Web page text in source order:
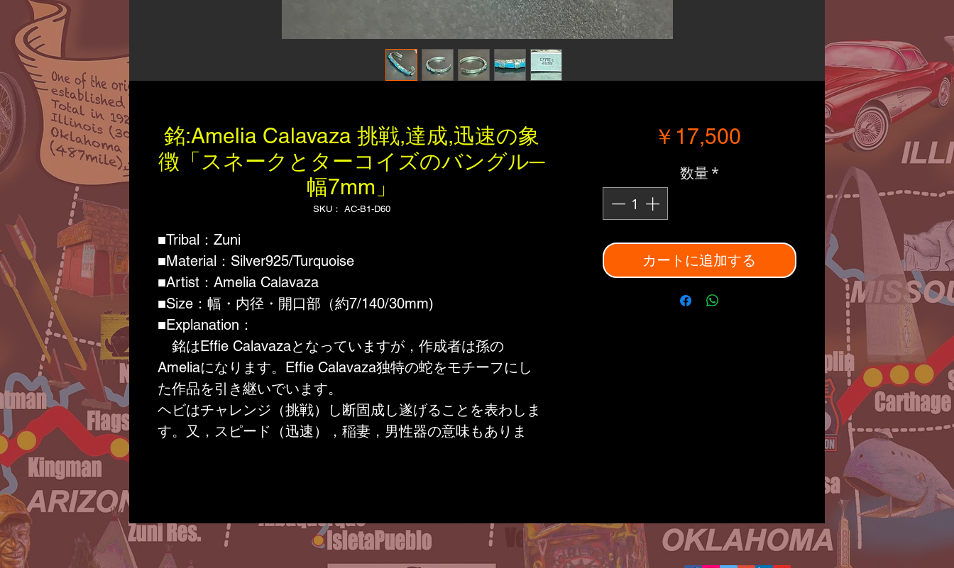
銘:Amelia Calavaza 挑戦,達成,迅速の象
徴「スネークとターコイズのバングル─
幅7mm」
SKU： AC-B1-D60
■Tribal：Zuni
■Material：Silver925/Turquoise
■Artist：Amelia Calavaza
■Size：幅・内径・開口部（約7/140/30mm)
■Explanation：
銘はEffie Calavazaとなっていますが，作成者は孫の
Ameliaになります。Effie Calavaza独特の蛇をモチーフにし
た作品を引き継いでいます。
ヘビはチャレンジ（挑戦）し断固成し遂げることを表わしま
す。又，スピード（迅速），稲妻，男性器の意味もありま
も言われています。仕事の成功，旅の安全，さらに精神面で
は心 を落ち着かせ感情をコントロールする力があるそうで
￥17,500
数量*
カートに追加する